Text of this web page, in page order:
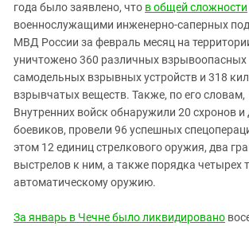
года было заявлено, что в общей сложности
военнослужащими инженерно-саперных
МВД России за февраль месяц на
уничтожено 360 различных взрывоопасных
самодельных взрывных устройств и 318
взрывчатых веществ. Также, по его словам,
Внутренних войск обнаружили 20 схронов и
боевиков, провели 96 успешных
этом 12 единиц стрелкового оружия, два
выстрелов к ним, а также порядка четырех
автоматическому оружию.
За январь в Чечне было ликвидировано